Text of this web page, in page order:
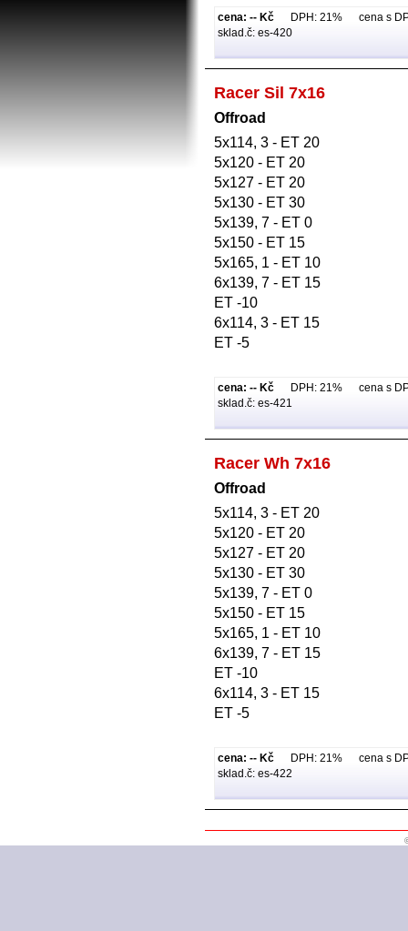
cena: -- Kč DPH: 21% cena s
sklad.č: es-420
Racer Sil 7x16
Offroad
5x114, 3 - ET 20
5x120 - ET 20
5x127 - ET 20
5x130 - ET 30
5x139, 7 - ET 0
5x150 - ET 15
5x165, 1 - ET 10
6x139, 7 - ET 15
ET -10
6x114, 3 - ET 15
ET -5
cena: -- Kč DPH: 21% cena s
sklad.č: es-421
Racer Wh 7x16
Offroad
5x114, 3 - ET 20
5x120 - ET 20
5x127 - ET 20
5x130 - ET 30
5x139, 7 - ET 0
5x150 - ET 15
5x165, 1 - ET 10
6x139, 7 - ET 15
ET -10
6x114, 3 - ET 15
ET -5
cena: -- Kč DPH: 21% cena s
sklad.č: es-422